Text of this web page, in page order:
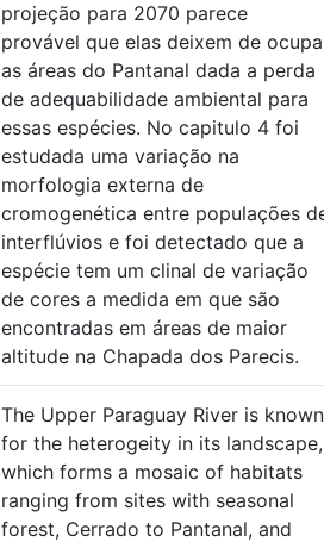
projeção para 2070 parece
provável que elas deixem de
as áreas do Pantanal dada a perda
de adequabilidade ambiental para
essas espécies. No capitulo 4 foi
estudada uma variação na
morfologia externa de
cromogenética entre populações
interflúvios e foi detectado que a
espécie tem um clinal de variação
de cores a medida em que são
encontradas em áreas de maior
altitude na Chapada dos Parecis.
The Upper Paraguay River is known
for the heterogeity in its landscape,
which forms a mosaic of habitats
ranging from sites with seasonal
forest, Cerrado to Pantanal, and